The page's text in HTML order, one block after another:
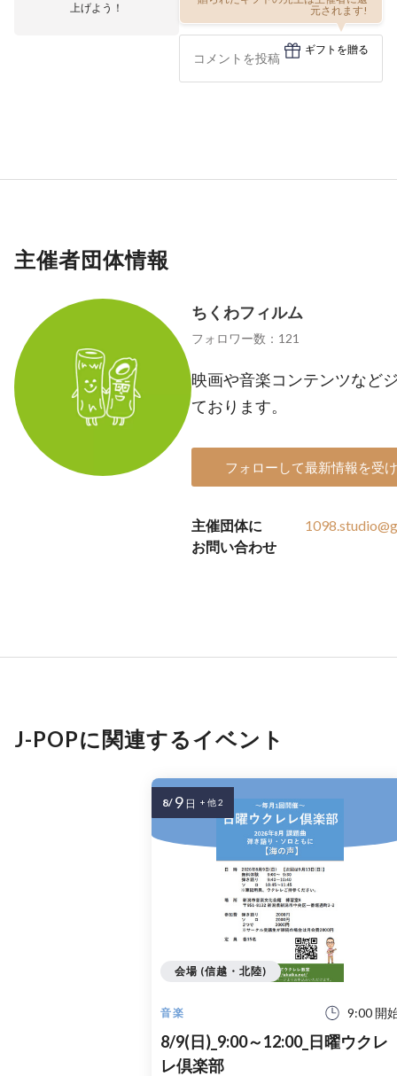
上げよう！
元されます!
ギフトを贈る
主催者団体情報
ちくわフィルム
フォロワー数：121
映画や音楽コンテンツなど
ております。
フォローして最新情報を受
主催団体に
お問い合わせ
J-POPに関連するイベント
音楽 9:00 開
8/9(日)_9:00～12:00_日曜ウクレ
レ倶楽部
会場 (信越・北陸)
8/ 9 日 + 他 2